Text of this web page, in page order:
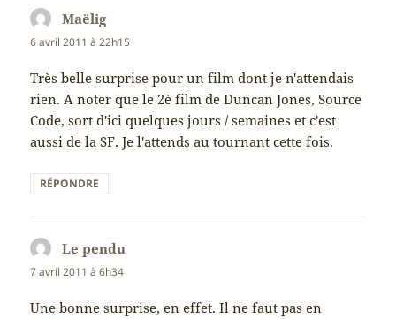
Maëligdit :
6 avril 2011 à 22h15
Très belle surprise pour un film dont je n'attendais
rien. A noter que le 2è film de Duncan Jones, Source
Code, sort d'ici quelques jours / semaines et c'est
aussi de la SF. Je l'attends au tournant cette fois.
RÉPONDRE
Le pendu
7 avril 2011 à 6h34
Une bonne surprise, en effet. Il ne faut pas en